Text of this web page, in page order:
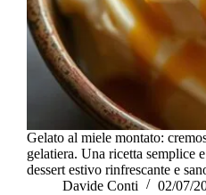
Gelato al miele montato:
gelatiera. Una ricetta semplice
dessert estivo rinfrescante e
Davide Conti
02/07/